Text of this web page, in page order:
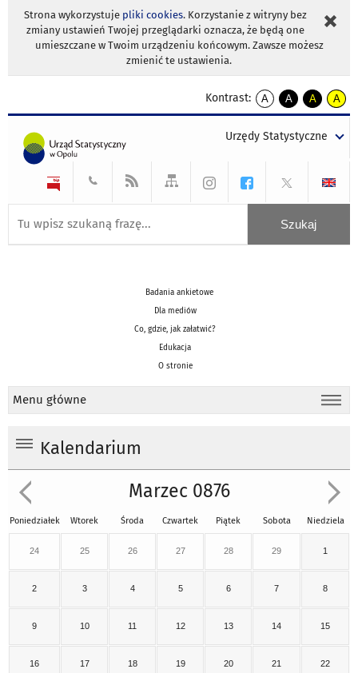
Strona wykorzystuje pliki cookies. Korzystanie z witryny bez
zmiany ustawień Twojej przeglądarki oznacza, że będą one
umieszczane w Twoim urządzeniu końcowym. Zawsze możesz
zmienić te ustawienia.
Kontrast:
A
kontrast
A
kontrast
tekst
czarnym
A
kontrast
tekst
czarnym
A
tekst
żółtym
Urzędy Statystyczne
Badania ankietowe
Dla mediów
Co, gdzie, jak załatwić?
Edukacja
O stronie
Menu główne
Kalendarium
Marzec 0876
Poniedziałek Wtorek Środa Czwartek Piątek Sobota Niedziela
24 25 26 27 28 29 1
2 3 4 5 6 7 8
9 10 11 12 13 14 15
16 17 18 19 20 21 22